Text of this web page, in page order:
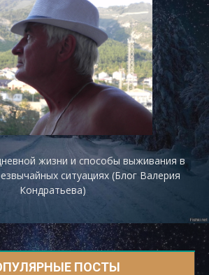
жизни и способы выживания в
ситуациях (Блог Валерия
Кондратьева)
ПОСТЫ